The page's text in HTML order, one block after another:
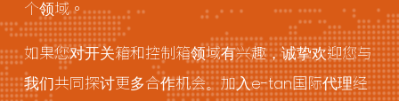
个领域。
如果您对开关箱和控制箱领域有兴趣，诚挚欢迎您与
我们共同探讨更多合作机会。加入e-tan国际代理经